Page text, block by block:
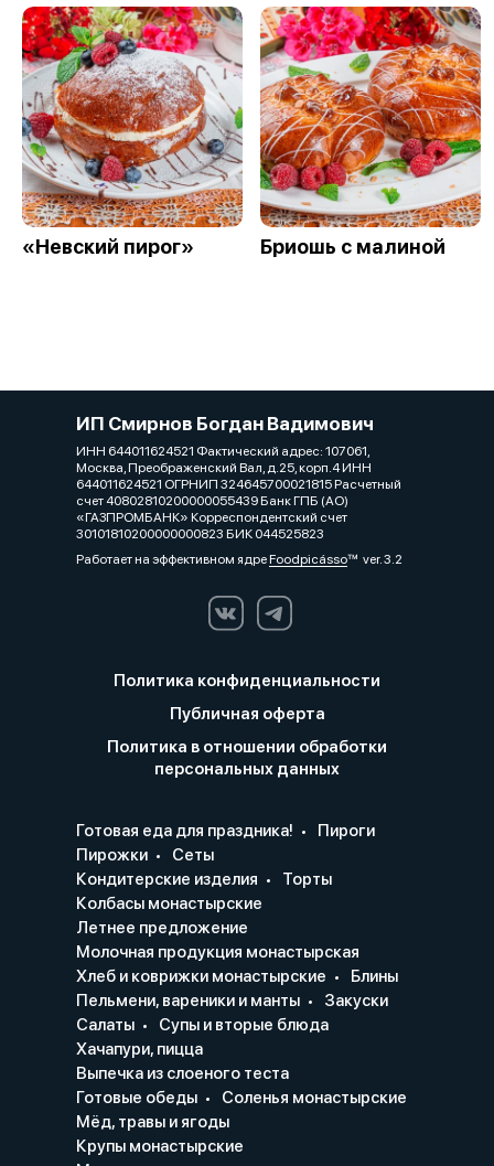
«Невский пирог» Бриошь с малиной
ИП Смирнов Богдан Вадимович
ИНН 644011624521 Фактический адрес: 107061,
Москва, Преображенский Вал, д.25, корп.4 ИНН
644011624521 ОГРНИП 324645700021815 Расчетный
счет 40802810200000055439 Банк ГПБ (АО)
«ГАЗПРОМБАНК» Корреспондентский счет
30101810200000000823 БИК 044525823
Работает на эффективном ядреFoodpicássover. 3.2
Политика конфиденциальности
Публичная оферта
Политика в отношении обработки
персональных данных
Готовая еда для праздника!
Пироги
Пирожки
Сеты
Кондитерские изделия
Торты
Колбасы монастырские
Летнее предложение
Молочная продукция монастырская
Хлеб и коврижки монастырские
Блины
Пельмени, вареники и манты
Закуски
Салаты
Супы и вторые блюда
Хачапури, пицца
Выпечка из слоеного теста
Готовые обеды
Соленья монастырские
Мёд, травы и ягоды
Крупы монастырские